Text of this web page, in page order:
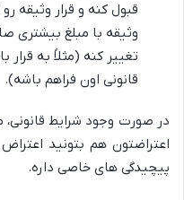
قبول کنه و قرار وثیقه
وثیقه با مبلغ بیشتری
تغییر کنه (مثلاً به
قانونی اون فراهم باشه).
در صورت وجود شرایط
اعتراضتون هم بتونید
پیچیدگی های خاصی داره.